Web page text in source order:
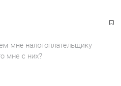
мне налогоплательщику
мне с них?